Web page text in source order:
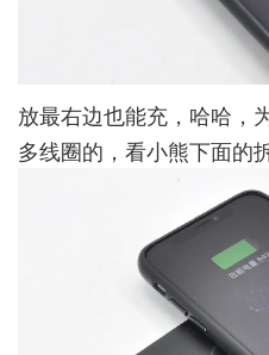
放最右边也能充，哈哈，
多线圈的，看小熊下面的